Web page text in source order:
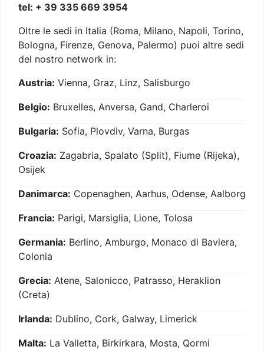
tel: + 39 335 669 3954
Oltre le sedi in Italia (Roma, Milano, Napoli, Torino,
Bologna, Firenze, Genova, Palermo) puoi altre sedi
del nostro network in:
Austria: Vienna, Graz, Linz, Salisburgo
Belgio: Bruxelles, Anversa, Gand, Charleroi
Bulgaria: Sofia, Plovdiv, Varna, Burgas
Croazia: Zagabria, Spalato (Split), Fiume (Rijeka),
Osijek
Danimarca: Copenaghen, Aarhus, Odense, Aalborg
Francia: Parigi, Marsiglia, Lione, Tolosa
Germania: Berlino, Amburgo, Monaco di Baviera,
Colonia
Grecia: Atene, Salonicco, Patrasso, Heraklion
(Creta)
Irlanda: Dublino, Cork, Galway, Limerick
Malta: La Valletta, Birkirkara, Mosta, Qormi